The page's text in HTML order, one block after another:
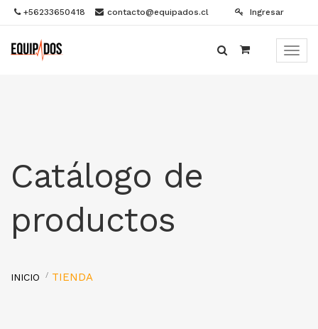
+56233650418 contacto@equipados.cl Ingresar
Menú
Catálogo de
productos
INICIO TIENDA